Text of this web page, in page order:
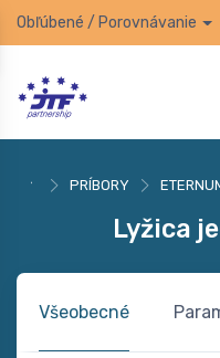
Obľúbené / Porovnávanie
PRÍBORY
Lyžica
Všeobecné